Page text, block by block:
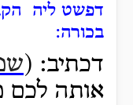
דפשט ליה
בכורה:
דכתיב: (
אותה לכם